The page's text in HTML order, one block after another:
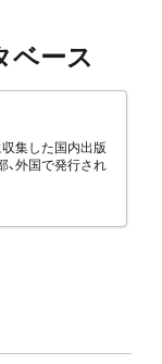
ベース
集した国内出版
、外国で発行され